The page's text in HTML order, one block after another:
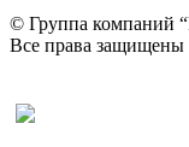
Ревень
Рукола
Рута
© Группа компаний
Все права защищены